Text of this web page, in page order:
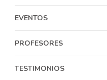
EVENTOS
PROFESORES
TESTIMONIOS